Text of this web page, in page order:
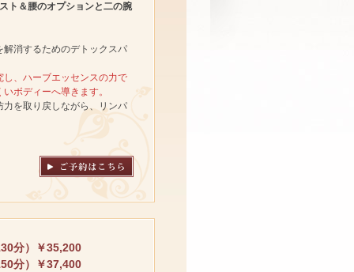
ト＆腰のオプションと二の腕
消するためのデトックスパ
、ハーブエッセンスの力で
ボディーへ導きます。
を取り戻しながら、リンパ
分）￥35,200
分）￥37,400